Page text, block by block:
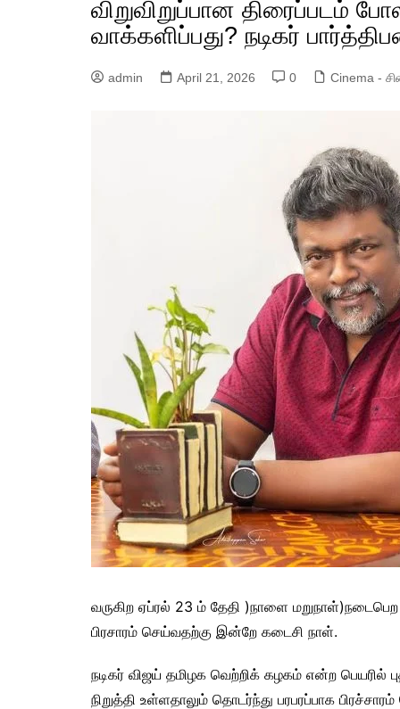
பங்க்ஷன் ஜங்ஷன்
ரெடி டூ ரிலீஸ்
விறுவிறுப்பான திரைப்படம்
வாக்களிப்பது? நடிகர்
admin April 21, 2026 0 Cinema -
வருகிற ஏப்ரல் 23 ம் தேதி )நாளை
பிரசாரம் செய்வதற்கு இன்றே கடைசி நாள்.
நடிகர் விஜய் தமிழக வெற்றிக் கழகம் என்ற
நிறுத்தி உள்ளதாலும் தொடர்ந்து பரபரப்பாக